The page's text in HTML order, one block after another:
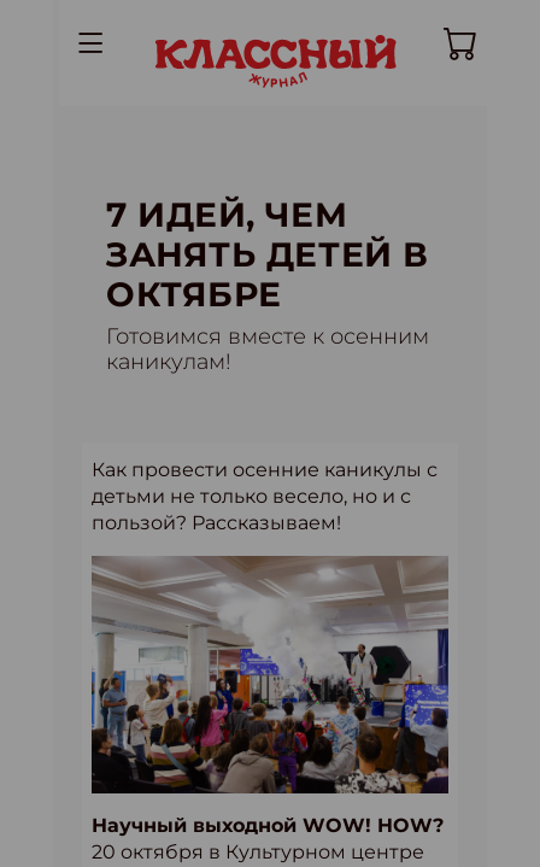
7 ИДЕЙ, ЧЕМ
ЗАНЯТЬ ДЕТЕЙ В
ОКТЯБРЕ
Готовимся вместе к осенним
каникулам!
Как провести осенние каникулы с
детьми не только весело, но и с
пользой? Рассказываем!
Научный выходной WOW! HOW?
20 октября в Культурном центре